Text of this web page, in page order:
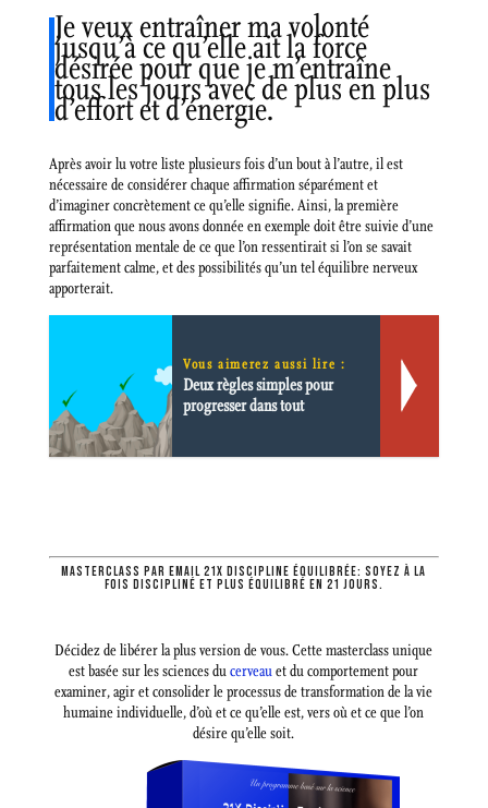
Je veux entraîner ma volonté
jusqu’à ce qu’elle ait la force
désirée pour que je m’entraîne
tous les jours avec de plus en plus
d’effort et d’énergie.
Après avoir lu votre liste plusieurs fois d’un bout à l’autre, il est
nécessaire de considérer chaque affirmation séparément et
d’imaginer concrètement ce qu’elle signifie. Ainsi, la première
affirmation que nous avons donnée en exemple doit être suivie d’une
représentation mentale de ce que l’on ressentirait si l’on se savait
parfaitement calme, et des possibilités qu’un tel équilibre nerveux
apporterait.
Vous aimerez aussi lire :
Deux règles simples pour
progresser dans tout
MASTERCLASS PAR EMAIL 21X DISCIPLINE ÉQUILIBRÉE: SOYEZ À LA
FOIS DISCIPLINÉ ET PLUS ÉQUILIBRÉ EN 21 JOURS.
Décidez de libérer la plus version de vous. Cette masterclass unique
est basée sur les sciences ducerveauet du comportement pour
examiner, agir et consolider le processus de transformation de la vie
humaine individuelle, d’où et ce qu’elle est, vers où et ce que l’on
désire qu’elle soit.